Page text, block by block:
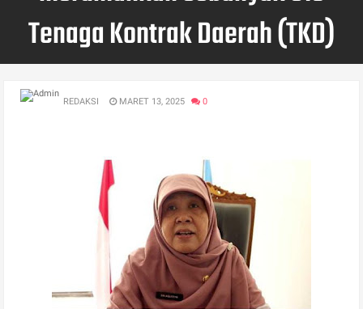
Tenaga Kontrak Daerah (TKD)
REDAKSI MARET 13, 2025 0